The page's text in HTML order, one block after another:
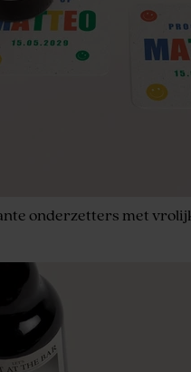
onderzetters met